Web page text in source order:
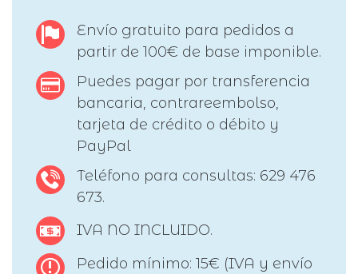
Envío gratuito para pedidos a
partir de 100€ de base imponible.
Puedes pagar por transferencia
bancaria, contrareembolso,
tarjeta de crédito o débito y
PayPal
Teléfono para consultas: 629 476
673.
IVA NO INCLUIDO.
Pedido mínimo: 15€ (IVA y envío